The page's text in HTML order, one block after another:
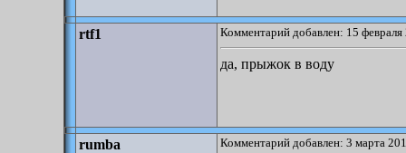
rtf1 Комментарий добавлен: 15
да, прыжок в воду
rumba Комментарий добавлен: 3 марта